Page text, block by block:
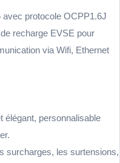
protocole OCPP1.6J
recharge EVSE pour
via Wifi, Ethernet
élégant, personnalisable
surcharges, les surtensions,